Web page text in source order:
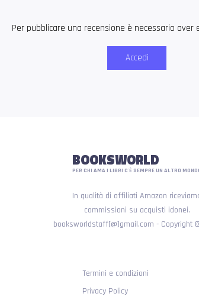
Per pubblicare una recensione è necessario
Accedi
BOOKSWORLD
PER CHI AMA I LIBRI C'È SEMPRE UN ALTRO
In qualità di affiliati Amazon
commissioni su acquisti idonei.
booksworldstaff[@]gmail.com - Copyright
Termini e condizioni
Privacy Policy